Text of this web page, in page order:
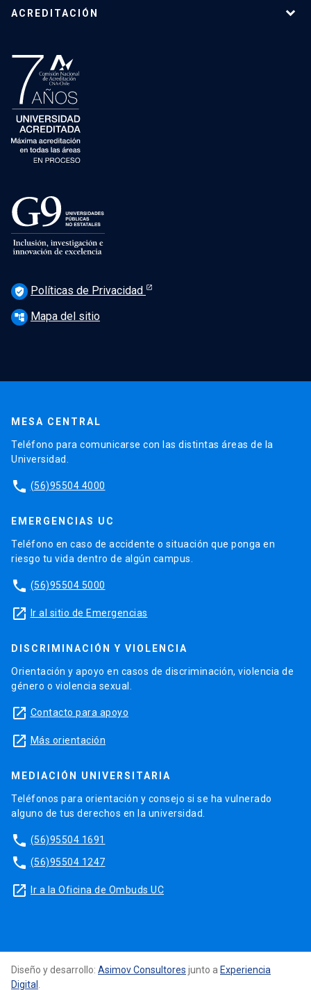
ACREDITACIÓN
verified_user Políticas de Privacidad
account_tree Mapa del sitio
MESA CENTRAL
Teléfono para comunicarse con las distintas áreas de la
Universidad.
phone (56)95504 4000
EMERGENCIAS UC
Teléfono en caso de accidente o situación que ponga en
riesgo tu vida dentro de algún campus.
phone (56)95504 5000
launch Ir al sitio de Emergencias
DISCRIMINACIÓN Y VIOLENCIA
Orientación y apoyo en casos de discriminación, violencia de
género o violencia sexual.
launch Contacto para apoyo
launch Más orientación
MEDIACIÓN UNIVERSITARIA
Teléfonos para orientación y consejo si se ha vulnerado
alguno de tus derechos en la universidad.
phone (56)95504 1691
phone (56)95504 1247
launch Ir a la Oficina de Ombuds UC
Diseño y desarrollo: Asimov Consultores junto a Experiencia
Digital